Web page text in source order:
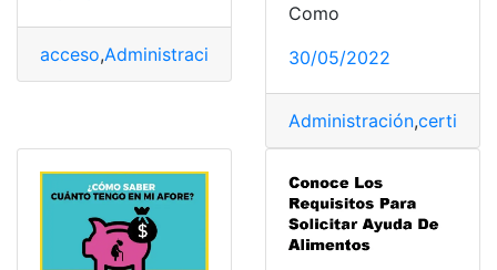
acceso,Administración Dirección,WLAN
Como
30/05/2022
Administración,